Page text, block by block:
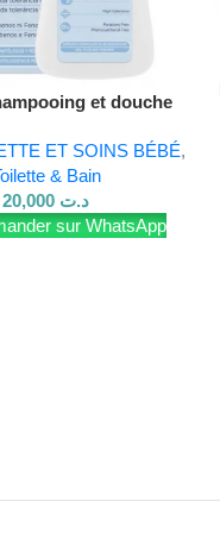
et douche
ET SOINS BÉBÉ,
& Bain
د.ت
sur WhatsApp